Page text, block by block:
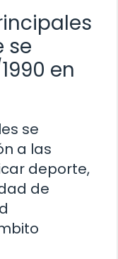
se
en
se
a las
deporte,
de